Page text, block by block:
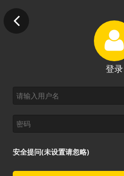
登录
安全提问(未设置请忽略)